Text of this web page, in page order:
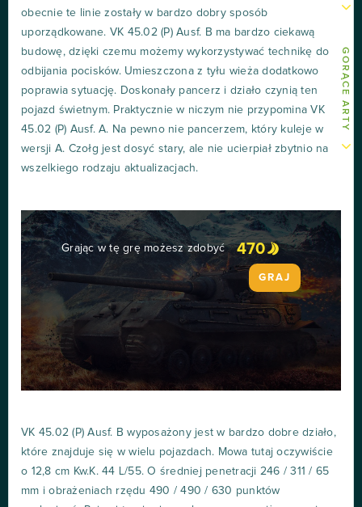
GORĄCE ARTY
obecnie te linie zostały w bardzo dobry sposób
uporządkowane. VK 45.02 (P) Ausf. B ma bardzo ciekawą
budowę, dzięki czemu możemy wykorzystywać technikę do
odbijania pocisków. Umieszczona z tyłu wieża dodatkowo
poprawia sytuację. Doskonały pancerz i działo czynią ten
pojazd świetnym. Praktycznie w niczym nie przypomina VK
45.02 (P) Ausf. A. Na pewno nie pancerzem, który kuleje w
wersji A. Czołg jest dosyć stary, ale nie ucierpiał zbytnio na
wszelkiego rodzaju aktualizacjach.
Grając w tę grę możesz zdobyć 470
GRAJ
VK 45.02 (P) Ausf. B wyposażony jest w bardzo dobre działo,
które znajduje się w wielu pojazdach. Mowa tutaj oczywiście
o 12,8 cm Kw.K. 44 L/55. O średniej penetracji 246 / 311 / 65
mm i obrażeniach rzędu 490 / 490 / 630 punktów